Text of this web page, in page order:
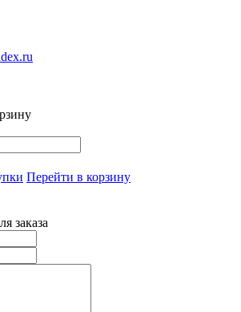
Перейти в корзину
заказа